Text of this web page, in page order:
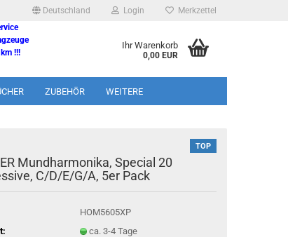
Deutschland Login Merkzettel
!!!
Ihr Warenkorb
0,00 EUR
ZUBEHÖR WEITERE
TOP
Mundharmonika, Special 20
C/D/E/G/A, 5er Pack
HOM5605XP
ca. 3-4 Tage